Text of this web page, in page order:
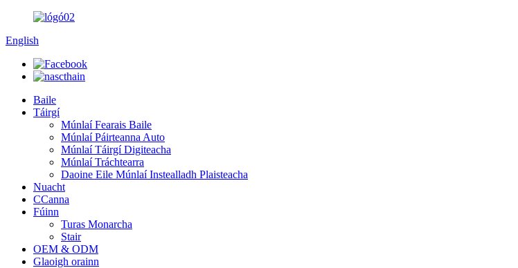
English
Baile
Táirgí
Múnlaí Fearais Baile
Múnlaí Páirteanna Auto
Múnlaí Táirgí Digiteacha
Múnlaí Tráchtearra
Daoine Eile Múnlaí Instealladh Plaisteacha
Nuacht
CCanna
Fúinn
Turas Monarcha
Stair
OEM & ODM
Glaoigh orainn